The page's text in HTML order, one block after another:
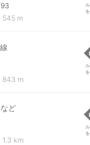
545 m
843 m
ど
1.3 km